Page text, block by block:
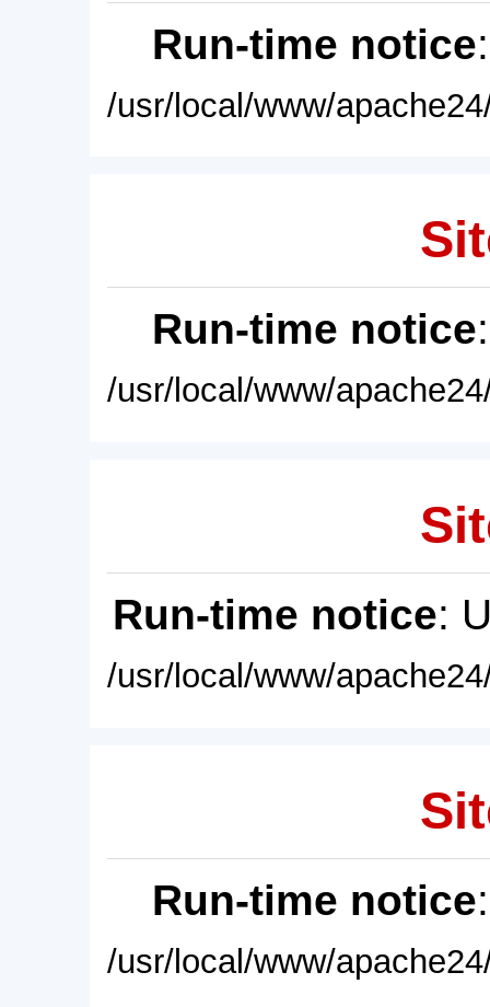
Run-time notice
/usr/local/www/
Run-time notice
/usr/local/www/
Run-time notice:
/usr/local/www/
Run-time notice
/usr/local/www/